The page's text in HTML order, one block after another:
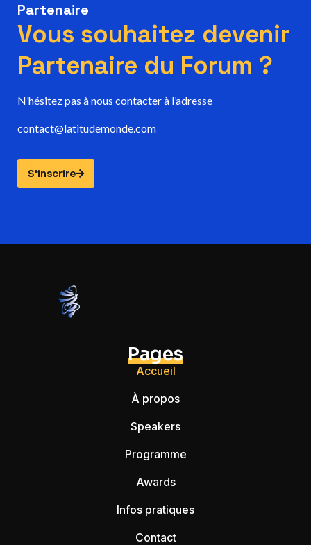
Partenaire
Vous souhaitez devenir
Partenaire du Forum ?
N’hésitez pas à nous contacter à l’adresse
contact@latitudemonde.com
S'inscrire
Pages
Accueil
À propos
Speakers
Programme
Awards
Infos pratiques
Contact